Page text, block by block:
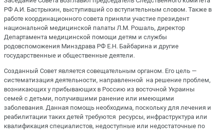
РФ А.И. Бастрыкин, выступивший со вступительным словом. Также в
работе координационного совета приняли участие президент
национальной медицинской палаты Л.М. Рошаль, директор
Департамента медицинской помощи детям и службы
родовспоможения Минздрава РФ Е.Н. Байбарина и другие
государственные и общественные деятели.
Созданный Совет является совещательным органом. Его цель —
систематизация деятельности, направленной на решение проблем,
возникающих у прибывающих в Россию из восточной Украины
семей с детьми, получившими ранение или имеющими
заболевания. Данная помощь необходима, поскольку для лечения и
реабилитации таких детей требуются ресурсы, инфраструктура или
квалификация специалистов, недоступные или недостаточные по